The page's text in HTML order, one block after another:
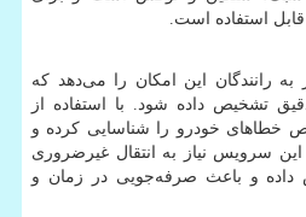
استفاده است.
رانندگان این امکان را می‌دهد که
تشخیص داده شود. با استفاده از
خطاهای خودرو را شناسایی کرده و
سرویس نیاز به انتقال غیرضروری
داده و باعث صرفه‌جویی در زمان و